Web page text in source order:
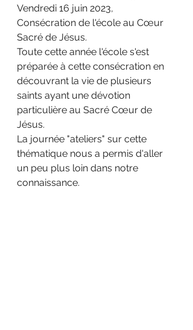
Vendredi 16 juin 2023,
Consécration de l'école au Cœur
Sacré de Jésus.
Toute cette année l'école s'est
préparée à cette consécration en
découvrant la vie de plusieurs
saints ayant une dévotion
particulière au Sacré Cœur de
Jésus.
La journée "ateliers" sur cette
thématique nous a permis d'aller
un peu plus loin dans notre
connaissance.